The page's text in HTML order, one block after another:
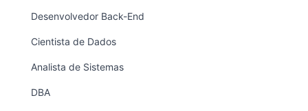
Desenvolvedor Back-End
Cientista de Dados
Analista de Sistemas
DBA